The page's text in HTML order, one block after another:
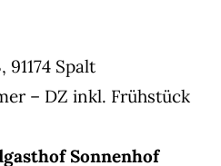
Spalt
– DZ inkl. Frühstück
Sonnenhof